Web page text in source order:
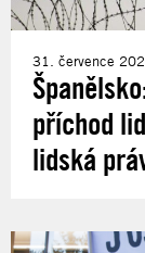
31. července
příchod
lidská